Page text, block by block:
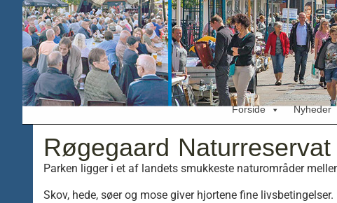
Forside Nyheder
Røgegaard Naturreservat
Parken ligger i et af landets smukkeste naturområder
Skov, hede, søer og mose giver hjortene fine